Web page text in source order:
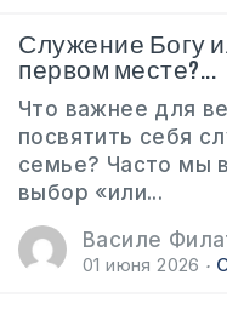
Служение Богу
первом месте?...
Что важнее для
посвятить себя
семье? Часто мы
выбор «или...
Василе
01 июня 2026